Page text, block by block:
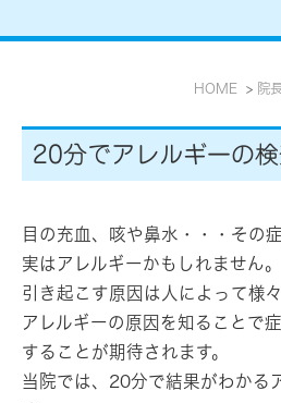
HOME 院
20分でアレルギーの
目の充血、咳や鼻水・・・その
実はアレルギーかもしれません。
引き起こす原因は人によって様々
アレルギーの原因を知ることで
することが期待されます。
当院では、20分で結果がわかる